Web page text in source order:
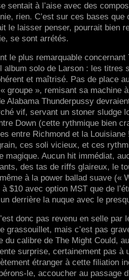
sentait à l’aise avec des
rien. C’est sur ces bases
le laisser penser, pourrait bien
se sont arrétés.
le plus remarquable concernant
album solo de Larson : les titres
et maîtrisé. Pas de place
groupe », remisant sa machine
Alabama Thunderpussy
vif, servant un stoner sludge
Down (cette rythmique bien
entre Richmond et la
ces soli vicieux, et ces
magique. Aucun hit immédiat,
des tas de riffs glaireux, le
à la power ballad suave («
à $10 avec option MST que de
derrière la nuque avec le
donc pas revenu en selle
grassouillet, mais c’est pas
du calibre de The Might Could,
surprise, certainement pas à
étranger à cette filiation
le, accoucher au passage